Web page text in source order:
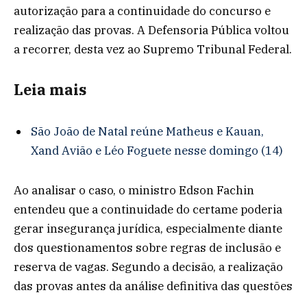
autorização para a continuidade do concurso e
realização das provas. A Defensoria Pública voltou
a recorrer, desta vez ao Supremo Tribunal Federal.
Leia mais
São João de Natal reúne Matheus e Kauan,
Xand Avião e Léo Foguete nesse domingo (14)
Ao analisar o caso, o ministro Edson Fachin
entendeu que a continuidade do certame poderia
gerar insegurança jurídica, especialmente diante
dos questionamentos sobre regras de inclusão e
reserva de vagas. Segundo a decisão, a realização
das provas antes da análise definitiva das questões